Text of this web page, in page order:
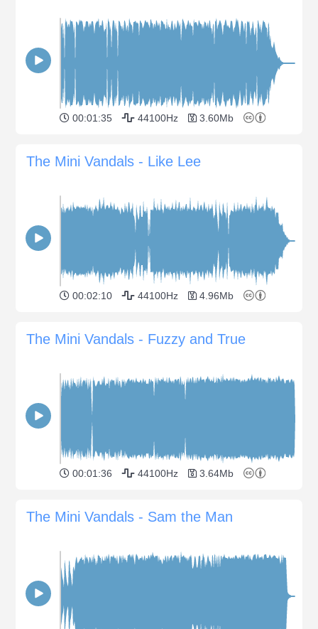
00:01:35 44100Hz 3.60Mb
The Mini Vandals - Like Lee
00:02:10 44100Hz 4.96Mb
The Mini Vandals - Fuzzy and True
00:01:36 44100Hz 3.64Mb
The Mini Vandals - Sam the Man